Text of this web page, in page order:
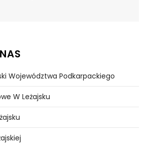
Województwa Podkarpackiego
W Leżajsku